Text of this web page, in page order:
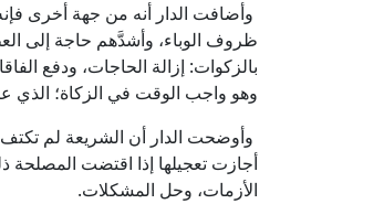
وأضافت الدار أنه من جهة أخرى
ظروف الوباء، وأشدَّهم حاجة إلى
بالزكوات: إزالة الحاجات، ودفع
وهو واجب الوقت في الزكاة؛ الذي
وأوضحت الدار أن الشريعة لم
أجازت تعجيلها إذا اقتضت المصلحة
الأزمات، وحل المشكلات.